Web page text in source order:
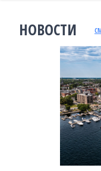
НОВОСТИ